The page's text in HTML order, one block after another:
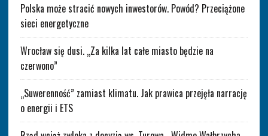
Polska może stracić nowych inwestorów. Powód? Przeciążone
sieci energetyczne
Wrocław się dusi. „Za kilka lat całe miasto będzie na
czerwono”
„Suwerenność” zamiast klimatu. Jak prawica przejęła narrację
o energii i ETS